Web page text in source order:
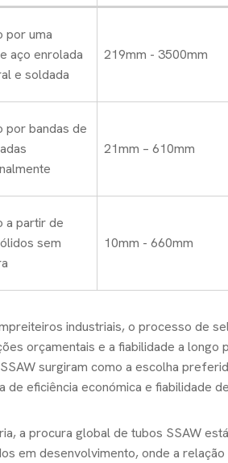
por uma
aço enrolada
e soldada
219mm - 3500mm
por bandas de
21mm – 610mm
a partir de
sem
10mm - 660mm
industriais, o processo de
orçamentais e a fiabilidade a
surgiram como a escolha
de eficiência económica e fiabilidade
a procura global de tubos SSAW
em desenvolvimento, onde a